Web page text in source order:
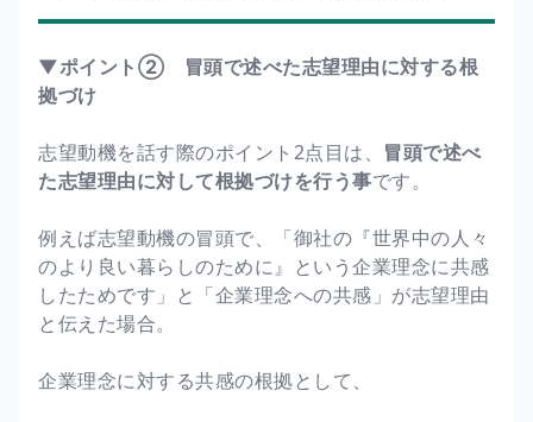
▼ポイント② 冒頭で述べた志望理由に対する根
拠づけ
志望動機を話す際のポイント2点目は、 冒頭で述べ
た志望理由に対して根拠づけを行う事です。
例えば志望動機の冒頭で、「御社の『世界中の人々
のより良い暮らしのために』という企業理念に共感
したためです」と「企業理念への共感」が志望理由
と伝えた場合。
企業理念に対する共感の根拠として、